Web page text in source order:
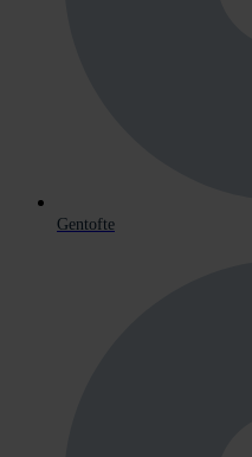
Gentofte